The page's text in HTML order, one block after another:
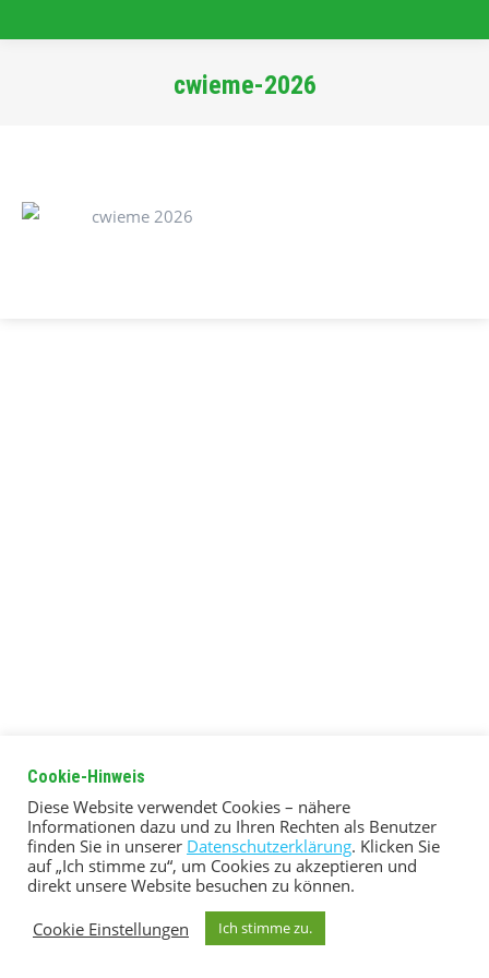
cwieme-2026
Cookie-Hinweis
Diese Website verwendet Cookies – nähere
Informationen dazu und zu Ihren Rechten als Benutzer
finden Sie in unserer Datenschutzerklärung. Klicken Sie
auf „Ich stimme zu“, um Cookies zu akzeptieren und
direkt unsere Website besuchen zu können.
Cookie Einstellungen
Ich stimme zu.